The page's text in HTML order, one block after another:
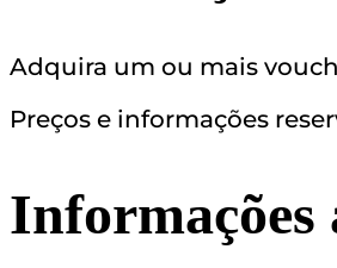
Adquira um ou mais
Preços e informações
Informações